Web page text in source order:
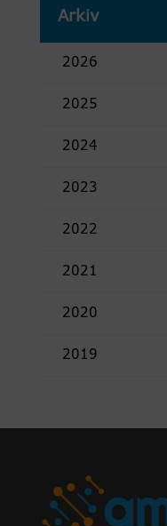
Arkiv
2026
2025
2024
2023
2022
2021
2020
2019